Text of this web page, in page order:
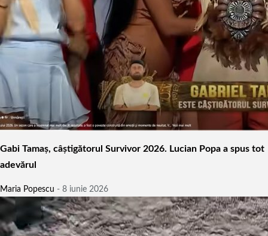
Gabi Tamaș, câștigătorul Survivor 2026. Lucian Popa a spus tot
adevărul
Maria Popescu - 8 iunie 2026